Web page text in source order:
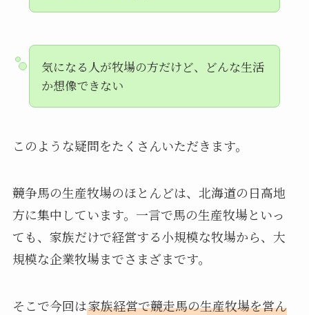
気になる人が牧場の方だけど、どんな生活
か想像できない
このような疑問をたくさんいただきます。
競争馬の生産牧場のほとんどは、北海道の日高地
方に集中しています。一言で馬の生産牧場といっ
ても、家族だけで経営する小規模な牧場から、大
規模な企業牧場までさまざまです。
そこで今回は家族経営で競走馬の生産牧場を営ん